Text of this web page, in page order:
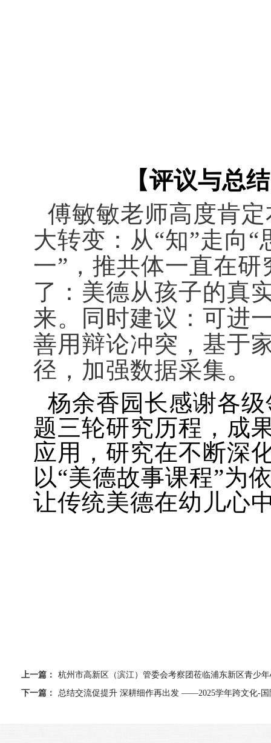
【评议与总
傅敏敏老师高度肯
大转变：从“知”走向“
一”，推共体一直在
了：美德从孩子的真
来。同时建议：可进
善用辩论冲突，基于
径，加强数据采集。
杨余香园长感谢各
题三轮研究历程，成
应用，研究在不断深
以“美德故事课程”为
让传统美德在幼儿心
上一篇：
杭州市高新区（滨江）管委会考察团莅临浦东新区青少
下一篇：
总结交流促提升 深耕细作再出发 ——2025学年跨文化-